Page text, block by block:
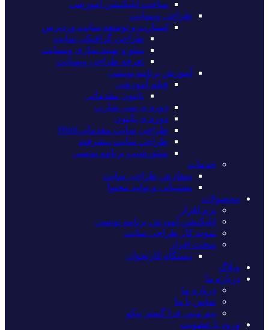
ساخت اپلیکیشن آموزشی
طراحی وبسایت
استارت و توسعه سایت وردپرس
طراحی گرافیکی سایت
سئو و بهینه سازی وبسایت
تعرفه طراحی وبسایت
آموزش برنامه نویسی
فیلم آموزشی
پایتون مقدماتی
دوره ی سی شارپ
دوره ی پایتون
طراحی سایت مقدماتیHtml
طراحی سایت پیشرفته
منتورشیپ برنامه نویسی
خدمات
سفارش طراحی سایت
پشتیبانی و تولید محتوا
محصولات
نرم افزار
اپلیکیشن آموزش برنامه نویسی
نمونه کار طراحی سایت
سخت افزار
دستگاه کارتخوان
وبلاگ
درباره ما
درباره ما
تماس با ما
تیم مبین فرا گستر نیکو
ورود یا عضویت